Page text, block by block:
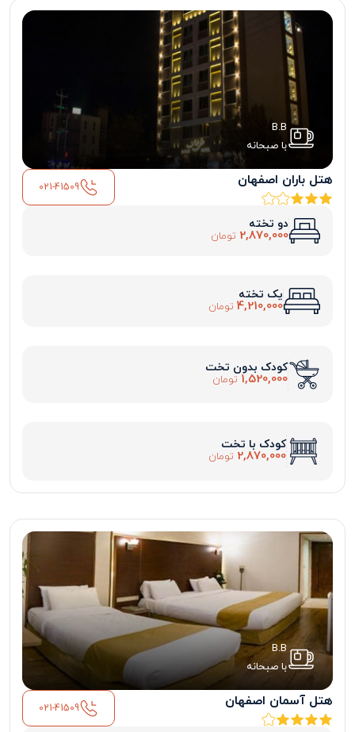
B.B
با صبحانه
هتل باران اصفهان 021-41509
دو تخته
2,870,000 تومان
یک تخته
4,210,000 تومان
کودک بدون تخت
1,520,000 تومان
کودک با تخت
2,870,000 تومان
B.B
با صبحانه
هتل آسمان اصفهان 021-41509